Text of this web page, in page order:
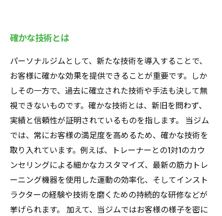
確かな技術とは
パーソナルジムとして、新たな技術を導入することで、
お客様に確かな効果を提供できることが重要です。しか
しその一方で、過去に確立された技術や手法も決して無
視できないものです。確かな技術とは、新旧を問わず、
実績と信頼性が証明されているものを指します。 当ジム
では、常にお客様の満足度を高めるため、確かな技術を
取り入れています。例えば、トレーナーとの1対1のカウ
ンセリングによる細かなカスタマイズ、最新の筋力トレ
ーニング機器を使用した運動の効率化、そしてインスト
ラクターの経験や技術を磨くための持続的な研修などが
挙げられます。 加えて、当ジムではお客様の様子を密に